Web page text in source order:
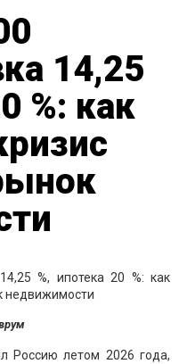
14,25
%: как
Россию летом 2026 года,